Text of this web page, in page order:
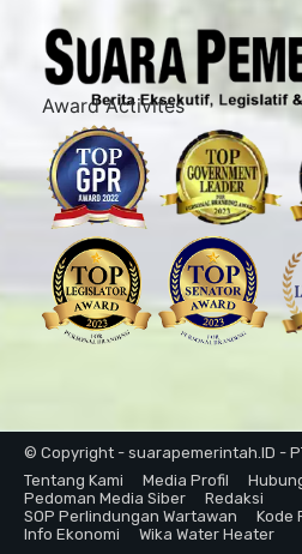
Award Activites
© Copyright - suarapemerintah.ID - PT
Tentang Kami
Media Profil
Pedoman Media Siber
Redaksi
SOP Perlindungan Wartawan
Kode
Info Ekonomi
Wika Water Heater